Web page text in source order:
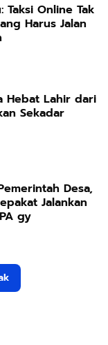
Taksi Online Tak
Harus Jalan
Hebat Lahir dari
Sekadar
Desa,
Jalankan
gy